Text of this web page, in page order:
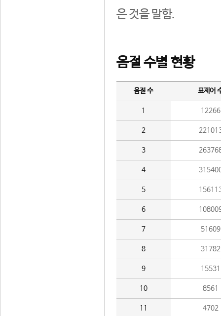
은 것을 말함.
음절 수별 현황
음절 수 표제어
1 12266
2
3
4
5
6
7 51609
8 31782
9 15531
10 8561
11 4702